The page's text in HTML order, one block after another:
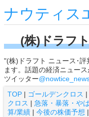
ナウティス
(株)ドラフ
"(株)ドラフト ニュース･
ます。話題の経済ニュース
ツイッター
TOP | ゴールデンクロス |
クロス | 急落・暴落・や
算/業績 | 今後の株価予想 |